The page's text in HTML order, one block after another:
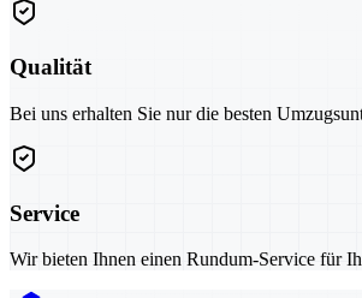
Qualität
Bei uns erhalten Sie nur die besten
Service
Wir bieten Ihnen einen Rundum-Service für